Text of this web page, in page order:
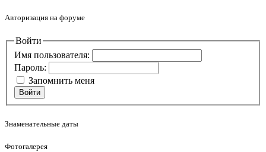
Авторизация на форуме
Войти
Имя пользователя:
Пароль:
Запомнить меня
Войти
Знаменательные даты
Фотогалерея